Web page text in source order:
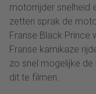
motorrijder snelheid
zetten sprak de
Franse Black Prince
Franse kamikaze
zo snel mogelijke de
dit te filmen.